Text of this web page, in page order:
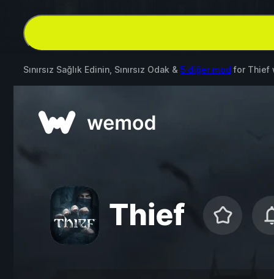
Sınırsız Sağlık Edinin, Sınırsız Odak & 5 diğer mod for Thief